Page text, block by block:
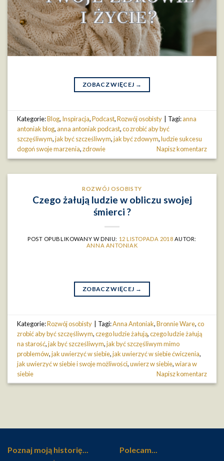
ZOBACZ WIĘCEJ →
Kategorie:Blog, Inspiracja,Podcast,Rozwój osobisty Tagi:anna
antoniak blog,anna antoniak podcast,co zrobić aby być
szczęśliwym,jak być szcześliwym,jak być zdowym,ludzie sukcesu
dogoń swoje marzenia,zdrowie Napisz komentarz
ROZWÓJ OSOBISTY
Czego żałują ludzie w obliczu swojej
śmierci ?
POST OPUBLIKOWANY W DNIU: 12 LISTOPADA 2018 AUTOR:
ANNA ANTONIAK
ZOBACZ WIĘCEJ →
Kategorie:Rozwój osobisty Tagi:Anna Antoniak,Bronnie Ware,co
zrobić aby być szczęśliwym,czego ludzie żałują,czego ludzie żałują
na starość,jak być szcześliwym,jak być szczęśliwym mimo
problemów,jak uwierzyć w siebie,jak uwierzyć w siebie ćwiczenia,
jak uwierzyć w siebie i swoje możliwości,uwierz w siebie,wiara w
siebie
Napisz komentarz
Poznaj moją historię...
Polecam...